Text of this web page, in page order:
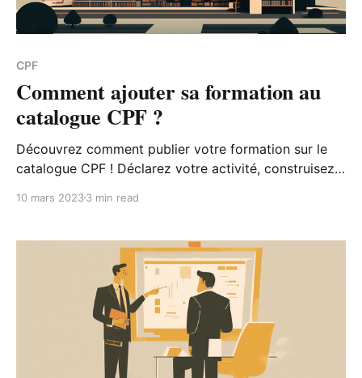
CPF
Comment ajouter sa formation au
catalogue CPF ?
Découvrez comment publier votre formation sur le
catalogue CPF ! Déclarez votre activité, construisez
vos offres.
10 mars 20233 min read